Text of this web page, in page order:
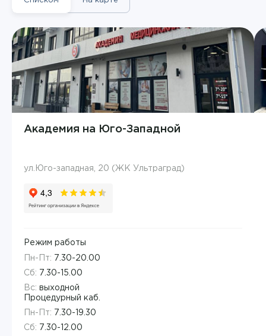
Академия на Юго-Западной
ул.Юго-западная, 20 (ЖК Ультраград)
Режим работы
Пн-Пт: 7.30-20.00
Сб: 7.30-15.00
Вс: выходной
Процедурный каб.
Пн-Пт: 7.30-19.30
Сб: 7.30-12.00